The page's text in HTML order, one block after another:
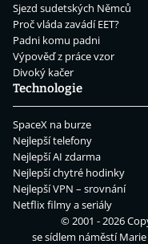
Sjezd sudetských Němců
Proč vláda zavádí EET?
Padni komu padni
Výpověď z práce vzor
Divoký kačer
Technologie
SpaceX na burze
Nejlepší telefony
Nejlepší AI zdarma
Nejlepší chytré hodinky
Nejlepší VPN – srovnání
Netflix filmy a seriály
© 2001 - 2026
se sídlem náměstí